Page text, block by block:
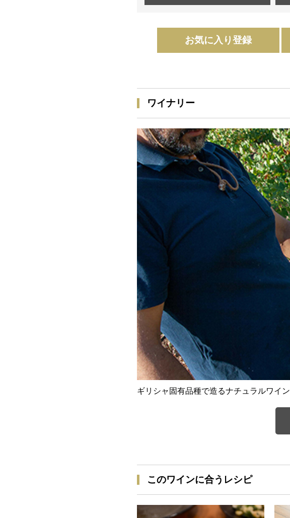
お気に入り登録
ワイナリー
ギリシャ固有品種で造るナチュラルワイン
このワインに合うレシピ